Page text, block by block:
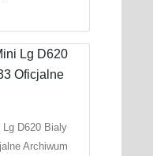
Lg D620 Bialy
Archiwum